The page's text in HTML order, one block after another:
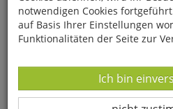
Bayern
notwendigen Cookies
auf Basis Ihrer Einstellungen
Funktionalitäten der Seite zur
Ich bin